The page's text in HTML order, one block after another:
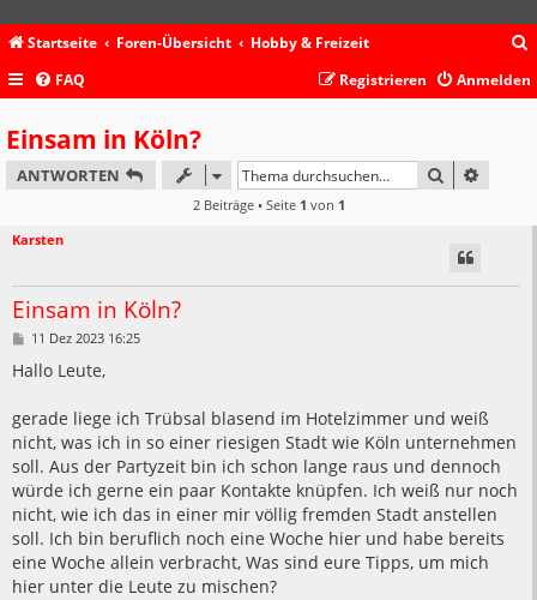
Startseite Foren-Übersicht Hobby & Freizeit
c
FAQ Anmelden
Registrieren
Einsam in Köln?
ANTWORTEN SUCHE
2 Beiträge • Seite 1 von 1
Karsten
Einsam in Köln?
B
i
a
g
11 Dez 2023 16:25
Hallo Leute,
gerade liege ich Trübsal blasend im Hotelzimmer und weiß
nicht, was ich in so einer riesigen Stadt wie Köln unternehmen
soll. Aus der Partyzeit bin ich schon lange raus und dennoch
würde ich gerne ein paar Kontakte knüpfen. Ich weiß nur noch
nicht, wie ich das in einer mir völlig fremden Stadt anstellen
soll. Ich bin beruflich noch eine Woche hier und habe bereits
eine Woche allein verbracht, Was sind eure Tipps, um mich
hier unter die Leute zu mischen?